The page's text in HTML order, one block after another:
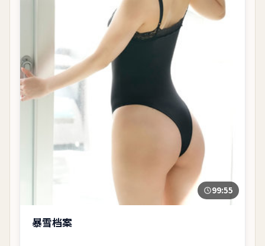
99:55
暴雪档案